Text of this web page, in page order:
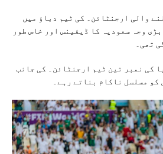
والی ارجنٹائن۔ کی ٹیم دباؤ میں
وجہ سعوديہ کا ڈیفینس اور خاص طور
تھی۔
کی نمبر تین ٹیم ارجنٹائن۔ کی جانب
مسلسل ناکام بناتے رہے۔